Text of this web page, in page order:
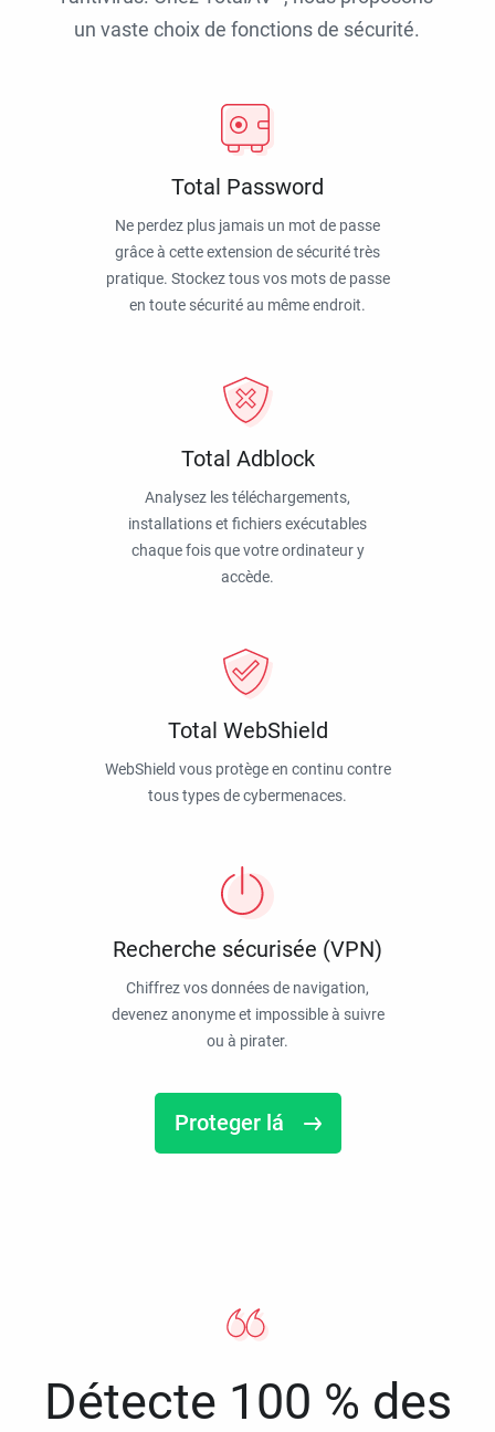
un vaste choix de fonctions de sécurité.
Total Password
Ne perdez plus jamais un mot de passe
grâce à cette extension de sécurité très
pratique. Stockez tous vos mots de passe
en toute sécurité au même endroit.
Total Adblock
Analysez les téléchargements,
installations et fichiers exécutables
chaque fois que votre ordinateur y
accède.
Total WebShield
WebShield vous protège en continu contre
tous types de cybermenaces.
Recherche sécurisée (VPN)
Chiffrez vos données de navigation,
devenez anonyme et impossible à suivre
ou à pirater.
Proteger lá
Détecte 100 % des